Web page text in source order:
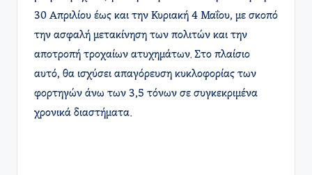
30 Απριλίου έως και την Κυριακή 4 Μαΐου, με σκοπό
την ασφαλή μετακίνηση των πολιτών και την
αποτροπή τροχαίων ατυχημάτων. Στο πλαίσιο
αυτό, θα ισχύσει απαγόρευση κυκλοφορίας των
φορτηγών άνω των 3,5 τόνων σε συγκεκριμένα
χρονικά διαστήματα. ​